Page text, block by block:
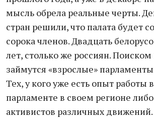
мысль обрела реальные черты.
стран решили, что палата будет
сорока членов. Двадцать
лет, столько же россиян.
займутся «взрослые»
Тех, у кого уже есть опыт
парламенте в своем регионе
активистов различных движений.